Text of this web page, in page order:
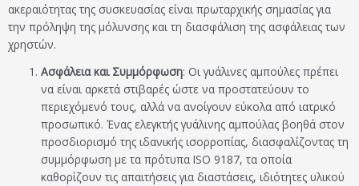
ακεραιότητας της συσκευασίας είναι πρωταρχικής σημασίας για
την πρόληψη της μόλυνσης και τη διασφάλιση της ασφάλειας των
χρηστών.
Ασφάλεια και Συμμόρφωση: Οι γυάλινες αμπούλες πρέπει
να είναι αρκετά στιβαρές ώστε να προστατεύουν το
περιεχόμενό τους, αλλά να ανοίγουν εύκολα από ιατρικό
προσωπικό. Ένας ελεγκτής γυάλινης αμπούλας βοηθά στον
προσδιορισμό της ιδανικής ισορροπίας, διασφαλίζοντας τη
συμμόρφωση με τα πρότυπα ISO 9187, τα οποία
καθορίζουν τις απαιτήσεις για διαστάσεις, ιδιότητες υλικού